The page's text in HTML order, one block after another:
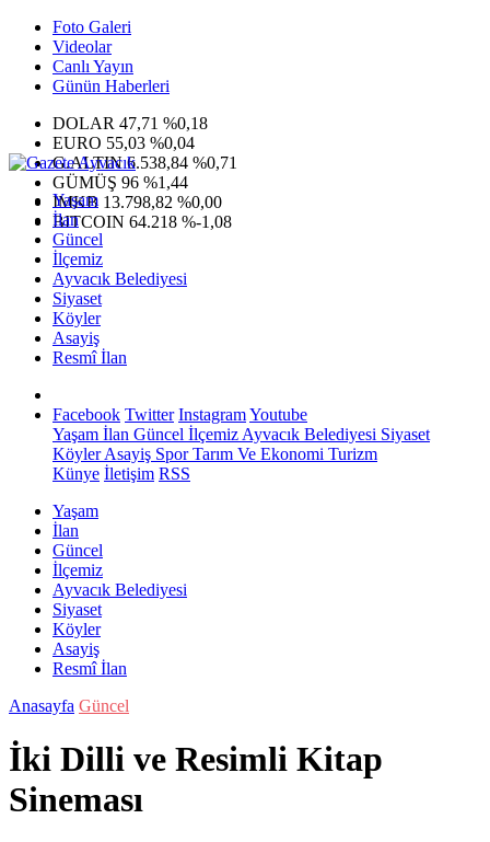
Foto Galeri
Videolar
Canlı Yayın
Günün Haberleri
DOLAR 47,71 %0,18
EURO 55,03 %0,04
G.ALTIN6.538,84 %0,71
GÜMÜŞ 96 %1,44
IMKB 13.798,82 %0,00
BITCOIN 64.218 %-1,08
Yaşam
İlan
Güncel
İlçemiz
Ayvacık Belediyesi
Siyaset
Köyler
Asayiş
Resmî İlan
Facebook Twitter InstagramYoutube
Yaşam İlan Güncel İlçemiz Ayvacık Belediyesi Siyaset
KöylerAsayiş SporTarım Ve Ekonomi Turizm
Künye İletişim RSS
Yaşam
İlan
Güncel
İlçemiz
Ayvacık Belediyesi
Siyaset
Köyler
Asayiş
Resmî İlan
Anasayfa Güncel
İki Dilli ve Resimli Kitap
Sineması